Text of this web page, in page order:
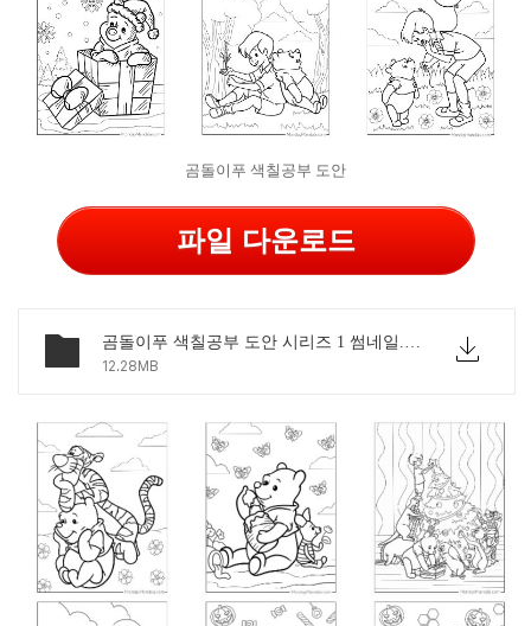
곰돌이푸 색칠공부 도안
파일 다운로드
곰돌이푸 색칠공부 도안 시리즈 1 썸네일.pdf
12.28MB